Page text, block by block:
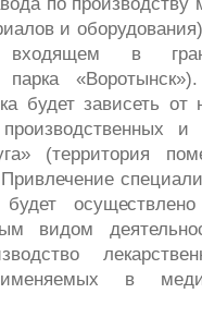
и
входящем в
парка
будет зависеть от
и
(территория
будет
видом
в